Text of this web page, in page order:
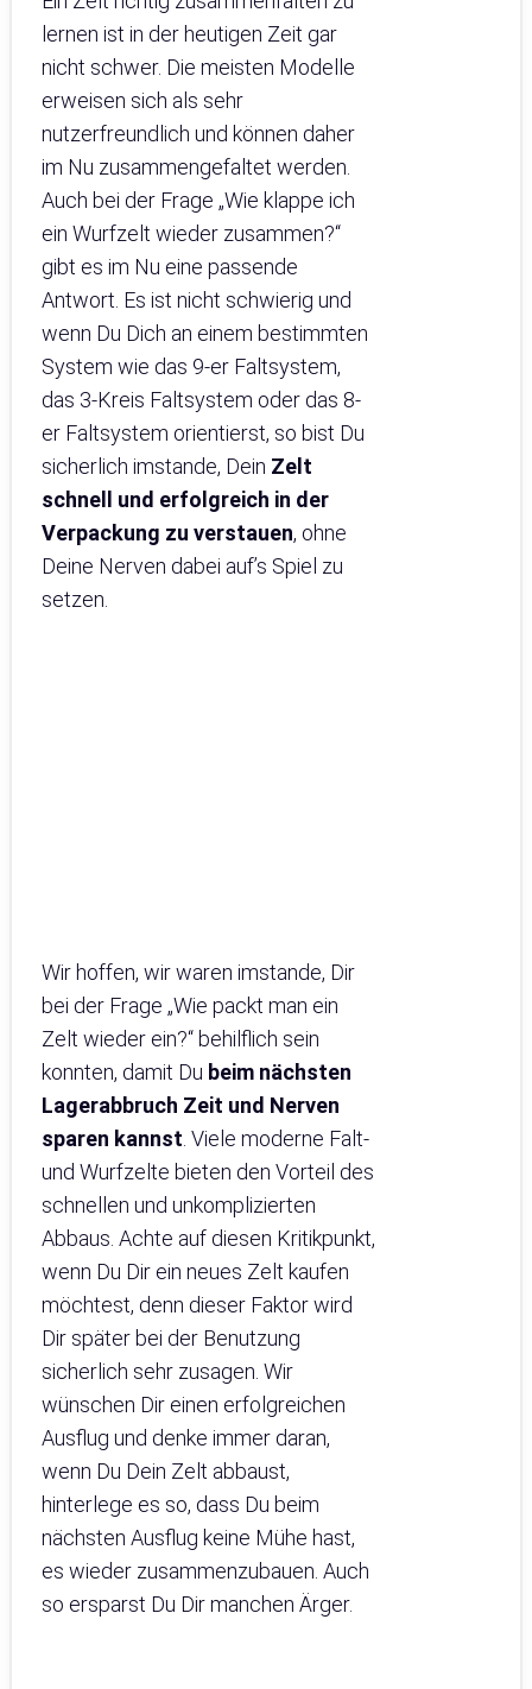
lernen ist in der heutigen Zeit gar
nicht schwer. Die meisten Modelle
erweisen sich als sehr
nutzerfreundlich und können daher
im Nu zusammengefaltet werden.
Auch bei der Frage „Wie klappe ich
ein Wurfzelt wieder zusammen?“
gibt es im Nu eine passende
Antwort. Es ist nicht schwierig und
wenn Du Dich an einem bestimmten
System wie das 9-er Faltsystem,
das 3-Kreis Faltsystem oder das 8-
er Faltsystem orientierst, so bist Du
sicherlich imstande, Dein Zelt
schnell und erfolgreich in der
Verpackung zu verstauen, ohne
Deine Nerven dabei auf’s Spiel zu
setzen.
Wir hoffen, wir waren imstande, Dir
bei der Frage „Wie packt man ein
Zelt wieder ein?“ behilflich sein
konnten, damit Du beim nächsten
Lagerabbruch Zeit und Nerven
sparen kannst. Viele moderne Falt-
und Wurfzelte bieten den Vorteil des
schnellen und unkomplizierten
Abbaus. Achte auf diesen Kritikpunkt,
wenn Du Dir ein neues Zelt kaufen
möchtest, denn dieser Faktor wird
Dir später bei der Benutzung
sicherlich sehr zusagen. Wir
wünschen Dir einen erfolgreichen
Ausflug und denke immer daran,
wenn Du Dein Zelt abbaust,
hinterlege es so, dass Du beim
nächsten Ausflug keine Mühe hast,
es wieder zusammenzubauen. Auch
so ersparst Du Dir manchen Ärger.